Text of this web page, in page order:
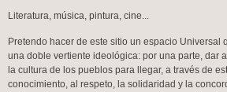
Literatura, música, pintura, cine...
Pretendo hacer de este sitio un espacio Universal
una doble vertiente ideológica: por una parte, dar
la cultura de los pueblos para llegar, a través de
conocimiento, al respeto, la solidaridad y la